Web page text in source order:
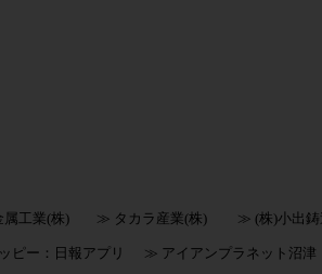
工業(株) ≫ タカラ産業(株) ≫ (株)小出鋳
ピー：日報アプリ ≫ アイアンプラネット沼津